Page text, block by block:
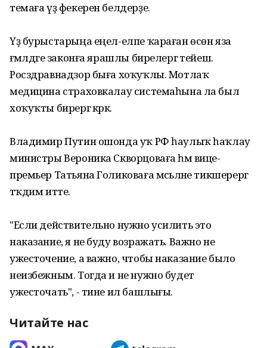
темаға үҙ фекерен белдерҙе.
Үҙ бурыстарыңа еңел-елпе ҡараған өсөн яза
ғәмәлдәге законға ярашлы бирелергә тейеш.
Росздравнадзор быға хоҡуҡлы. Мотлаҡ
медицина страховкалау системаһына ла был
хоҡуҡты бирергә кәрәк.
Владимир Путин ошонда уҡ РФ һаулыҡ һаҡлау
министры Вероника Скворцоваға һәм вице-
премьер Татьяна Голиковаға мәсьәләне тикшерергә
тәҡдим итте.
"Если действительно нужно усилить это
наказание, я не буду возражать. Важно не
ужесточение, а важно, чтобы наказание было
неизбежным. Тогда и не нужно будет
ужесточать", - тине ил башлығы.
Читайте нас